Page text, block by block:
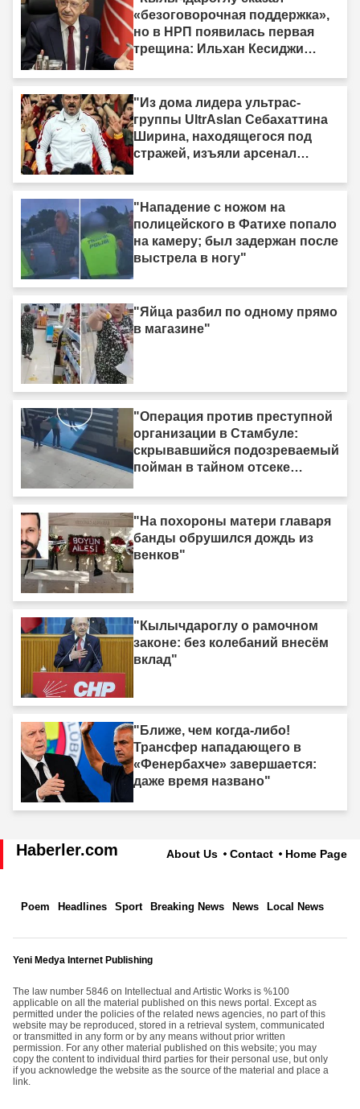
«безоговорочная поддержка»,
но в НРП появилась первая
трещина: Ильхан Кесиджи
"Из дома лидера ультрас-
группы UltrAslan Себахаттина
Ширина, находящегося под
стражей, изъяли арсенал
"Нападение с ножом на
полицейского в Фатихе попало
на камеру; был задержан после
выстрела в ногу"
"Яйца разбил по одному прямо
в магазине"
"Операция против преступной
организации в Стамбуле:
скрывавшийся подозреваемый
пойман в тайном отсеке
"На похороны матери главаря
банды обрушился дождь из
венков"
"Кылычдароглу о рамочном
законе: без колебаний внесём
вклад"
"Ближе, чем когда-либо!
Трансфер нападающего в
«Фенербахче» завершается:
даже время названо"
Haberler.com About Us Contact Home Page
Poem Headlines Sport Breaking News News Local News
Yeni Medya Internet Publishing
The law number 5846 on Intellectual and Artistic Works is %100
applicable on all the material published on this news portal. Except as
permitted under the policies of the related news agencies, no part of this
website may be reproduced, stored in a retrieval system, communicated
or transmitted in any form or by any means without prior written
permission. For any other material published on this website; you may
copy the content to individual third parties for their personal use, but only
if you acknowledge the website as the source of the material and place a
link.